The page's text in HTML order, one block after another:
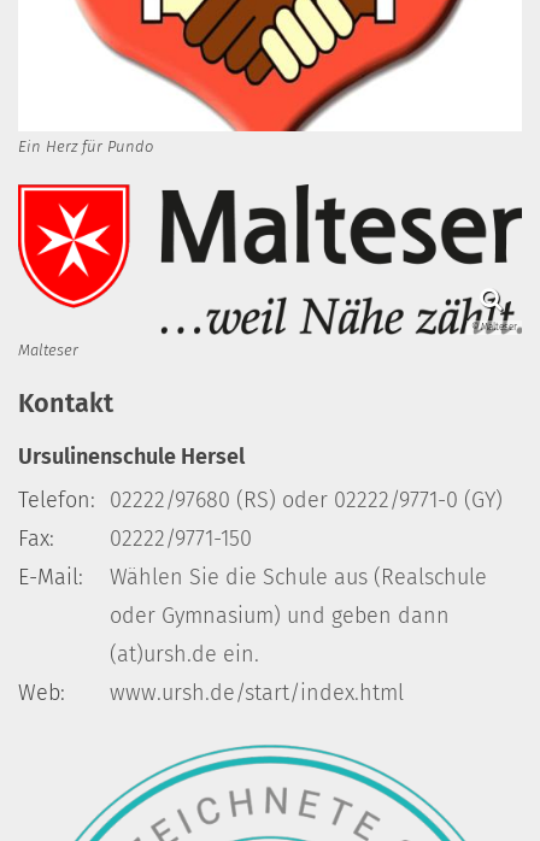
Ein Herz für Pundo
© Malteser
Malteser
Kontakt
Ursulinenschule Hersel
Telefon:
02222/97680 (RS) oder 02222/9771-0 (GY)
Fax:
02222/9771-150
E-Mail:
Wählen Sie die Schule aus (Realschule
oder Gymnasium) und geben dann
(at)ursh.de ein.
Web:
www.ursh.de/start/index.html